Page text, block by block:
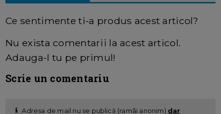
Ce sentimente ti-a produs acest articol?
Nu exista comentarii la acest articol.
Adauga-l tu pe primul!
Scrie un comentariu
Adresa de mail nu se publică (ramâi anonim) dar